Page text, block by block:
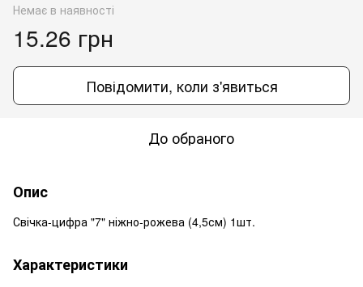
Немає в наявності
15.26 грн
Повідомити, коли з'явиться
До обраного
Опис
Свічка-цифра "7" ніжно-рожева (4,5см) 1шт.
Характеристики